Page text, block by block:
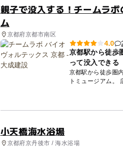
親子で没入する！チームラ
ム
京都府京都市南区
4.0
京都駅から徒歩
って没入できる
京都駅から徒歩圏
トミュージアム。
小天橋海水浴場
京都府京丹後市 / 海水浴場